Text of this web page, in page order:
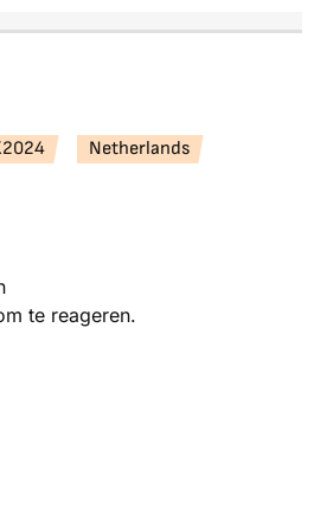
Netherlands
te reageren.